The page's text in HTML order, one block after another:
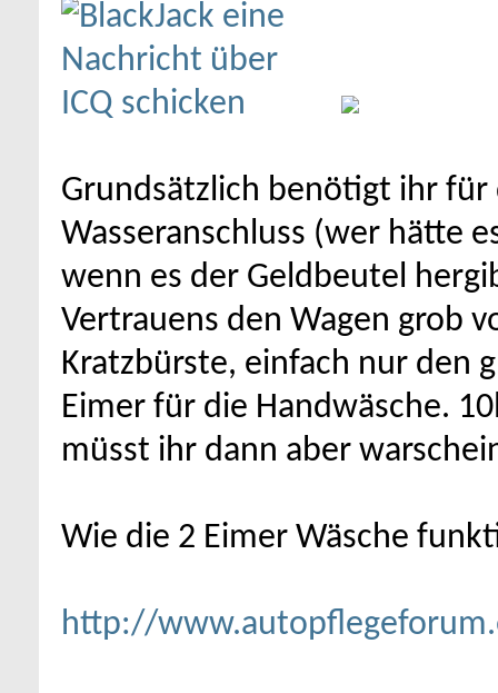
Grundsätzlich benötigt ihr für
Wasseranschluss (wer hätte
wenn es der Geldbeutel
Vertrauens den Wagen grob
Kratzbürste, einfach nur den
Eimer für die Handwäsche.
müsst ihr dann aber
Wie die 2 Eimer Wäsche
http://